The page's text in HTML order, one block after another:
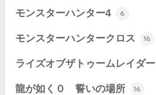
モンスターハンター4 6
モンスターハンタークロス 16
ライズオブザトゥームレイダー
龍が如く０ 誓いの場所 16